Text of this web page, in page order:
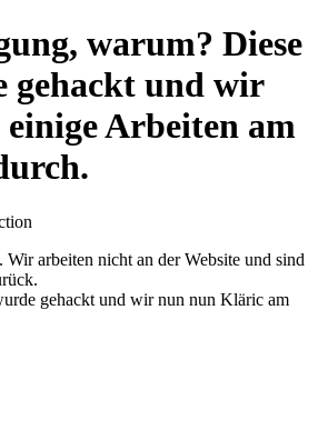
warum? Diese
gehackt und wir
Arbeiten am
arbeiten nicht an der Website und sind
gehackt und wir nun nun Kläric am